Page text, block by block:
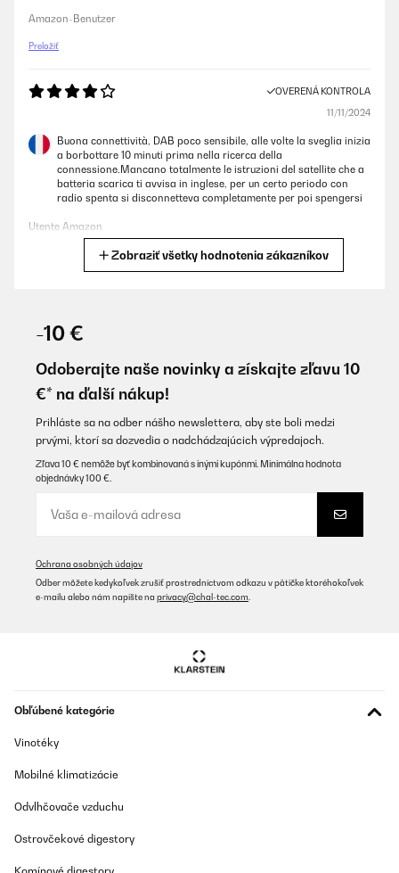
Amazon-Benutzer
Preložiť
OVERENÁ KONTROLA
11/11/2024
Buona connettività, DAB poco sensibile, alle volte la sveglia inizia
a borbottare 10 minuti prima nella ricerca della
connessione.Mancano totalmente le istruzioni del satellite che a
batteria scarica ti avvisa in inglese, per un certo periodo con
radio spenta si disconnetteva completamente per poi spengersi
Utente Amazon
mode d’emploi en fr mais assez intuitif.
Utilisateur d'Amazon
Preložiť
OVERENÁ KONTROLA
Mooi design en goed geluid.
Preložiť
Maar de keerzijde van deze alleskunner is, dat het configureren
apparaat te laten doen, wat je wilt dat het doet.
habe ich auf Grund der Tests im Netz für dieses Radio
Zobraziť všetky hodnotenia zákazníkov
-10 €
Odoberajte naše novinky a získajte zľavu 10
€* na ďalší nákup!
Prihláste sa na odber nášho newslettera, aby ste boli medzi
prvými, ktorí sa dozvedia o nadchádzajúcich výpredajoch.
Zľava 10 € nemôže byť kombinovaná s inými kupónmi. Minimálna hodnota
objednávky 100 €.
Ochrana osobných údajov
Odber môžete kedykoľvek zrušiť prostredníctvom odkazu v pätičke ktoréhokoľvek
e-mailu alebo nám napíšte na privacy@chal-tec.com
Obľúbené kategórie
Vinotéky
Mobilné klimatizácie
Odvlhčovače vzduchu
Ostrovčekové digestory